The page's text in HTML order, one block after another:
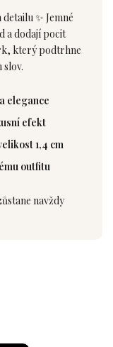
✨ Jemné
a dodají pocit
který podtrhne
slov.
elegance
efekt
1,4 cm
outfitu
navždy